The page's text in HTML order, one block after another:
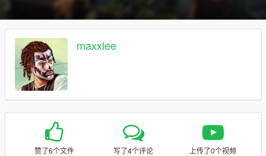
maxxlee
赞了6个文件 写了4个评论 上传了0个视频